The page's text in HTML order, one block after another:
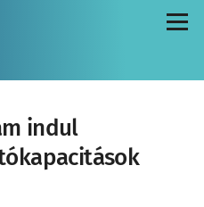
Menü
indul